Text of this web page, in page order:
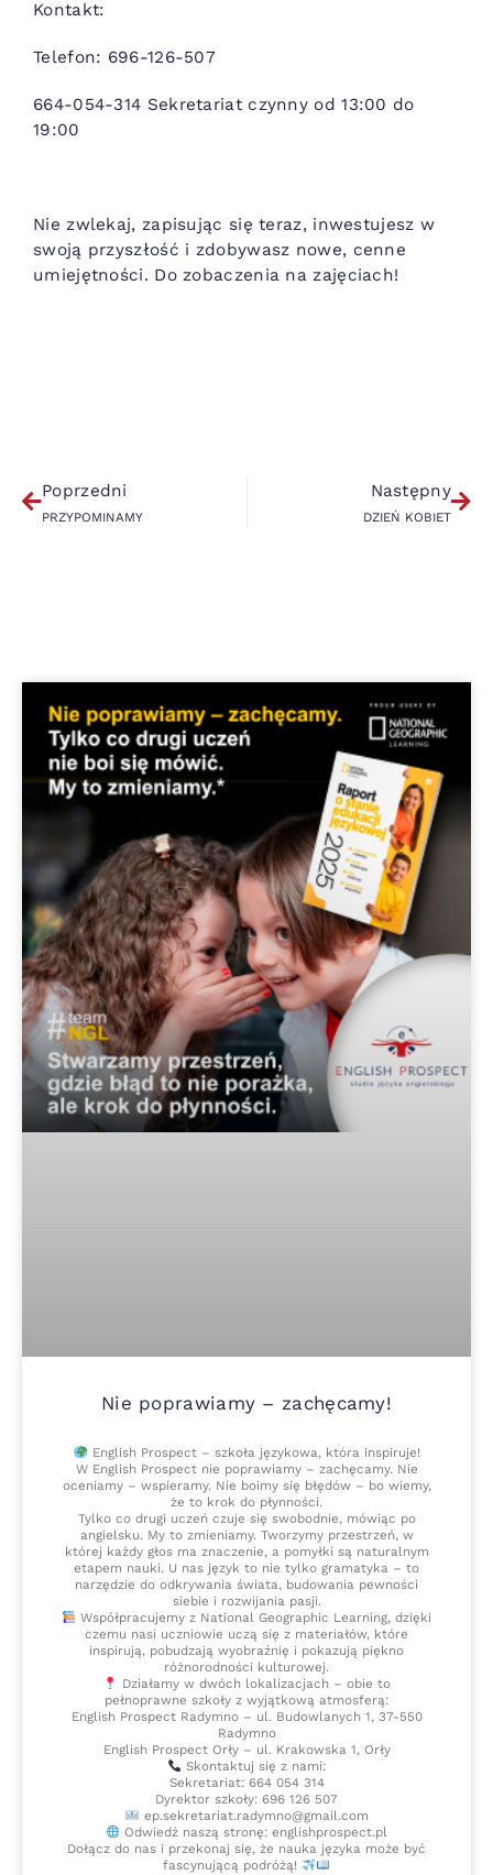
Kontakt:
Telefon: 696-126-507
664-054-314 Sekretariat czynny od 13:00 do
19:00
Nie zwlekaj, zapisując się teraz, inwestujesz w
swoją przyszłość i zdobywasz nowe, cenne
umiejętności. Do zobaczenia na zajęciach!
Poprzedni
PRZYPOMINAMY
Następny
DZIEŃ KOBIET
Nie poprawiamy – zachęcamy!
English Prospect – szkoła językowa, która inspiruje!
W English Prospect nie poprawiamy – zachęcamy. Nie
oceniamy – wspieramy. Nie boimy się błędów – bo wiemy,
że to krok do płynności.
Tylko co drugi uczeń czuje się swobodnie, mówiąc po
angielsku. My to zmieniamy. Tworzymy przestrzeń, w
której każdy głos ma znaczenie, a pomyłki są naturalnym
etapem nauki. U nas język to nie tylko gramatyka – to
narzędzie do odkrywania świata, budowania pewności
siebie i rozwijania pasji.
Współpracujemy z National Geographic Learning, dzięki
czemu nasi uczniowie uczą się z materiałów, które
inspirują, pobudzają wyobraźnię i pokazują piękno
różnorodności kulturowej.
Działamy w dwóch lokalizacjach – obie to
pełnoprawne szkoły z wyjątkową atmosferą:
English Prospect Radymno – ul. Budowlanych 1, 37-550
Radymno
English Prospect Orły – ul. Krakowska 1, Orły
Skontaktuj się z nami:
Sekretariat: 664 054 314
Dyrektor szkoły: 696 126 507
ep.sekretariat.radymno@gmail.com
Odwiedź naszą stronę: englishprospect.pl
Dołącz do nas i przekonaj się, że nauka języka może być
fascynującą podróżą!